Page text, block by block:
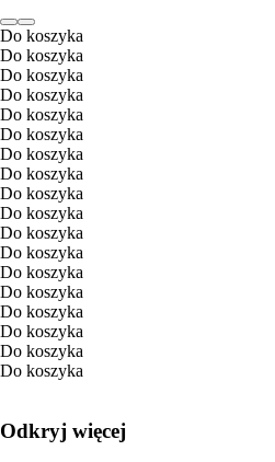
Do koszyka
Do koszyka
Do koszyka
Do koszyka
Do koszyka
Do koszyka
Do koszyka
Do koszyka
Do koszyka
Do koszyka
Do koszyka
Do koszyka
Do koszyka
Do koszyka
Do koszyka
Do koszyka
Do koszyka
Do koszyka
Odkryj więcej